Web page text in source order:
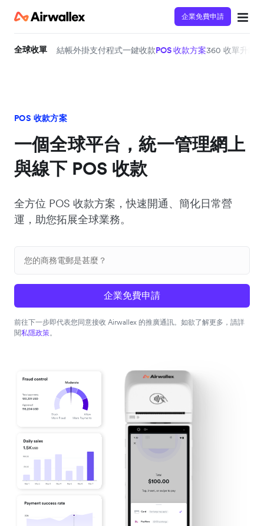
企業免費申請
全球收單 結帳外掛支付程式一鍵收款POS 收款方案360 收單升級
POS 收款方案
一個全球平台，統一管理網上
與線下 POS 收款
全方位 POS 收款方案，快速開通、簡化日常營
運，助您拓展全球業務。
企業免費申請
前往下一步即代表您同意接收 Airwallex 的推廣通訊。如欲了解更多，請詳
閱私隱政策。